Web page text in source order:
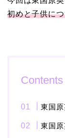
初めと子供に
Contents
東国
東国